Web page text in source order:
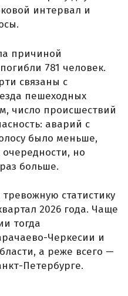
интервал и
причиной
781 человек.
связаны с
пешеходных
число происшествий
аварий с
было меньше,
но
больше.
тревожную статистику
2026 года. Чаще
тогда
Черкесии и
а реже всего —
Петербурге.